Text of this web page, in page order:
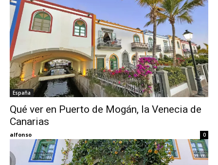
España
Qué ver en Puerto de Mogán, la Venecia de
Canarias
alfonso 0